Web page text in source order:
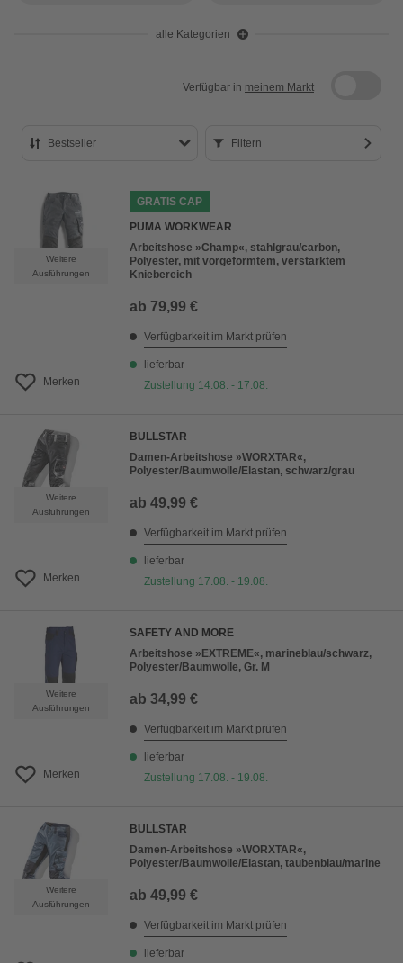
alle Kategorien
Verfügbar in meinem Markt
Bestseller
Preis aufsteigend
Preis absteigend
Bewertung
Filtern
Weitere
Ausführungen
Merken
GRATIS CAP
PUMA WORKWEAR
Arbeitshose »Champ«, stahlgrau/carbon,
Polyester, mit vorgeformtem, verstärktem
Kniebereich
ab 79,99 €
Verfügbarkeit im Markt prüfen
lieferbar
Zustellung 14.08. - 17.08.
Weitere
Ausführungen
Merken
BULLSTAR
Damen-Arbeitshose »WORXTAR«,
Polyester/Baumwolle/Elastan, schwarz/grau
ab 49,99 €
Verfügbarkeit im Markt prüfen
lieferbar
Zustellung 17.08. - 19.08.
Weitere
Ausführungen
Merken
SAFETY AND MORE
Arbeitshose »EXTREME«, marineblau/schwarz,
Polyester/Baumwolle, Gr. M
ab 34,99 €
Verfügbarkeit im Markt prüfen
lieferbar
Zustellung 17.08. - 19.08.
Weitere
Ausführungen
BULLSTAR
Damen-Arbeitshose »WORXTAR«,
Polyester/Baumwolle/Elastan, taubenblau/marine
ab 49,99 €
Verfügbarkeit im Markt prüfen
lieferbar